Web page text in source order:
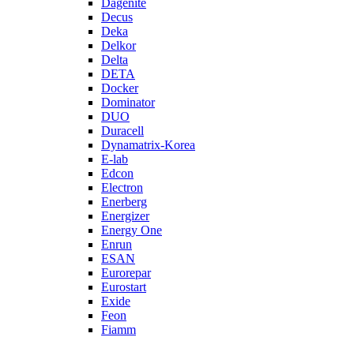
Dagenite
Decus
Deka
Delkor
Delta
DETA
Docker
Dominator
DUO
Duracell
Dynamatrix-Korea
E-lab
Edcon
Electron
Enerberg
Energizer
Energy One
Enrun
ESAN
Eurorepar
Eurostart
Exide
Feon
Fiamm